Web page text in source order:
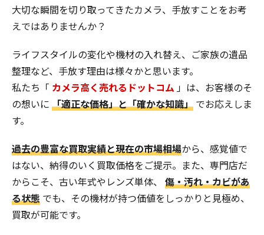
大切な瞬間を切り取ってきたカメラ、手放すことをお考
えではありませんか？
ライフスタイルの変化や機材の入れ替え、ご家族の遺品
整理など、手放す理由は様々かと思います。
私たち「 カメラ高く売れるドットコム 」は、お客様のそ
の想いに 「適正な価格」と「確かな知識」 でお応えしま
す。
過去の豊富な買取実績と現在の市場相場から、感覚値で
はない、納得のいく買取価格をご提示。また、専門店だ
からこそ、古い年式やレンズ単体、 傷・汚れ・カビがあ
る状態 でも、その機材が持つ価値をしっかりと見極め、
買取が可能です。